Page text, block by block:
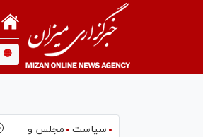
🟡
سیاست
مجلس و